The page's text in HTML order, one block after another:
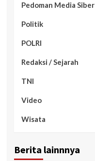
Pedoman Media Siber
Politik
POLRI
Redaksi / Sejarah
TNI
Video
Wisata
Berita lainnnya